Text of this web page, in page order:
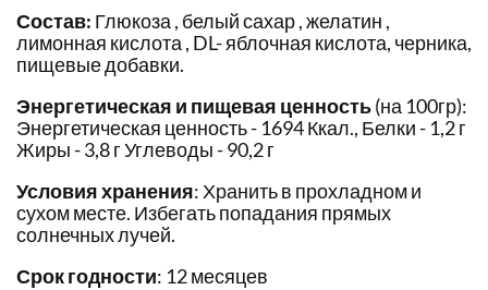
Состав: Глюкоза , белый сахар , желатин ,
лимонная кислота , DL- яблочная кислота, черника,
пищевые добавки.
Энергетическая и пищевая ценность(на 100гр):
Энергетическая ценность - 1694 Ккал., Белки - 1,2 г
Жиры - 3,8 г Углеводы - 90,2 г
Условия хранения: Хранить в прохладном и
сухом месте. Избегать попадания прямых
солнечных лучей.
Срок годности: 12 месяцев